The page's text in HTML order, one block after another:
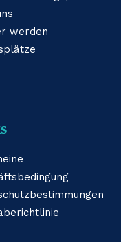
werden